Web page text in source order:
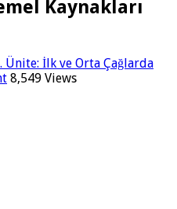
Kaynakları
Ünite: İlk ve Orta Çağlarda
8,549 Views